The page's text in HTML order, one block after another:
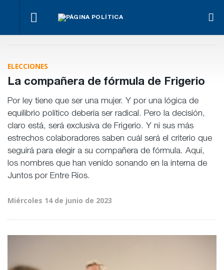
Benegas
conflicto
de
intereses
ante la
Tierras.
La Justicia
implementación
de Teknofood
Báez
ELECCIONES
La compañera de fórmula de Frigerio
Por ley tiene que ser una mujer. Y por una lógica de
equilibrio político debería ser radical. Pero la decisión,
claro está, será exclusiva de Frigerio. Y ni sus más
estrechos colaboradores saben cuál será el criterio que
seguirá para elegir a su compañera de fórmula. Aquí,
los nombres que han venido sonando en la interna de
Juntos por Entre Ríos.
Miércoles 14 de junio de 2023